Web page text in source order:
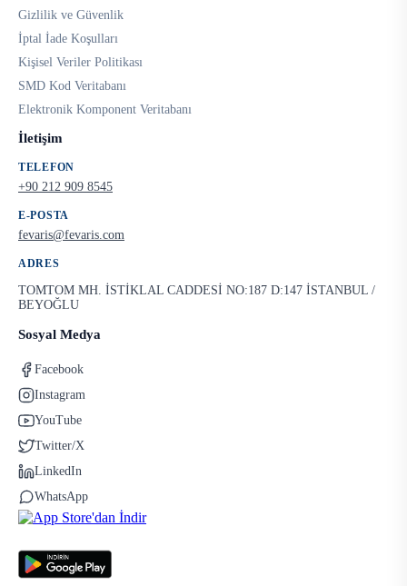
Gizlilik ve Güvenlik
İptal İade Koşulları
Kişisel Veriler Politikası
SMD Kod Veritabanı
Elektronik Komponent Veritabanı
İletişim
TELEFON
+90 212 909 8545
E-POSTA
fevaris@fevaris.com
ADRES
TOMTOM MH. İSTİKLAL CADDESİ NO:187 D:147 İSTANBUL /
BEYOĞLU
Sosyal Medya
Facebook
Instagram
YouTube
Twitter/X
LinkedIn
WhatsApp